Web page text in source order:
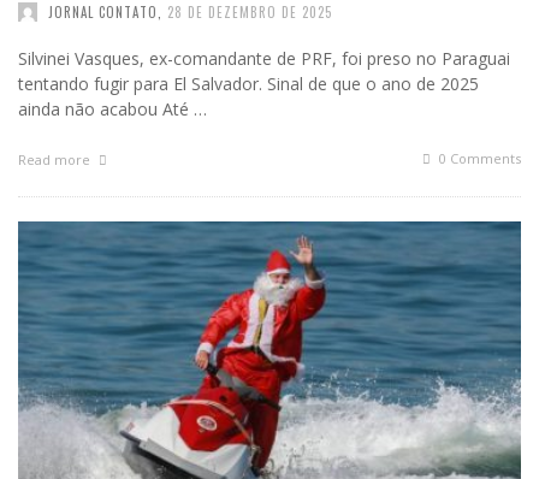
JORNAL CONTATO, 28 DE DEZEMBRO DE 2025
Silvinei Vasques, ex-comandante de PRF, foi preso no Paraguai
tentando fugir para El Salvador. Sinal de que o ano de 2025
ainda não acabou Até …
Read more 0 Comments